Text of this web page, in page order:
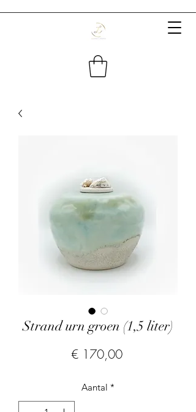
Strand urn groen (1,5 liter)
€ 170,00Prijs
Aantal *